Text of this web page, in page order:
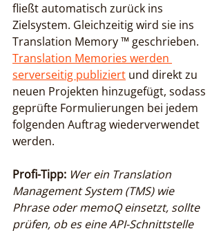
fließt automatisch zurück ins
Zielsystem. Gleichzeitig wird sie ins
Translation Memory ™ geschrieben.
Translation Memories werden
serverseitig publiziert und direkt zu
neuen Projekten hinzugefügt, sodass
geprüfte Formulierungen bei jedem
folgenden Auftrag wiederverwendet
werden.
Profi-Tipp: Wer ein Translation
Management System (TMS) wie
Phrase oder memoQ einsetzt, sollte
prüfen, ob es eine API-Schnittstelle